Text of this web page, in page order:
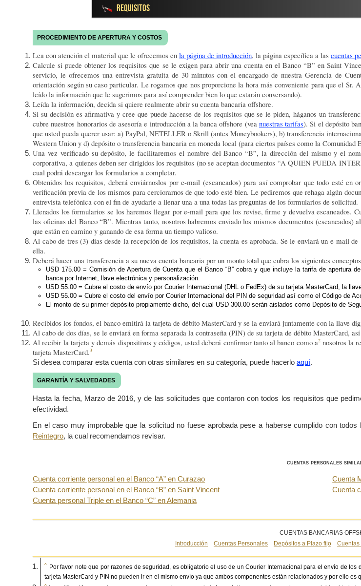
Auditado por una de las “Cuatro Grandes” (las compañías globales de auditoría más
De corte netamente internacional, cuenta con clientes en más de 150 países del mundo
Ofrece posibilidad de compra y custodia de oro físico
Ofrece cuenta de moneda múltiple en las principales divisas del mundo
Ofrece posibilidad de compra de CDs (Certificados de Depósito a plazo fijo a partir de 30
interés
Servicio al Cliente las 24 horas al día, 7 días por semana
Oficina representativa en Europa
Servicios corporativos y banca privada
Es la cuenta perfecta para hacer negocios casi de inmediato ya que se tramita en
una tarjeta MasterCard asociada a la cuenta y se abre sin necesidad de la
Cuenta corriente sin chequera
No se requiere la presencia física del solicitante para tramitarla
Completamente en línea, utiliza una llave electrónica con firma digital como medida extra
Servicio opcional de mensajería de seguridad SMS
Tarjeta de débito MasterCard asociada a la cuenta (para retiros en cajeros automáticos,
depósitos de alquiler de carros, etc.)
La cuenta puede ser de divisa múltiple, para el soporte de transacciones
abre como mono-divisa, se puede convertir después a una de divisa múltiple.
Requisitos mínimos para solicitarla
No se exige un saldo mínimo al cierre del mes
Costos de mantenimiento mensual: USD 20.00
No se aplican controles de cambio. Esto esmuy importante: si p. ej. usted transfiere
tasa de convertibilidad, cosa que ocurre con bancos in-shore en otras jurisdicciones
requisitos
Copia legalizada ante notario del pasaporte (de preferencia) u otra identificación aceptable
Referencia bancaria no digital, es decir no bajada del sitio web del banco sino obtenida
estados de cuenta)
Recibo de servicio público (luz, agua, teléfono, etc.) donde conste el nombre y la
banco diferente al de la referencia bancaria)
Carta de introducción (nosotros la proveemos)
Una contraseña en sobre cerrado, consistente de no más de diez (10) caracteres (letras
Una vez aprobada la cuenta, hacer inmediatamente su primer depósito (no se exige un
PROCEDIMIENTO DE APERTURA Y COSTOS
Lea con atención el material que le ofrecemos enla página de introducción, la página específica a lascuentas
Calcule si puede obtener los requisitos que se le exigen para abrir una cuenta en el Banco “B” en Saint
servicio, le ofrecemos una entrevista gratuita de 30 minutos con el encargado de nuestra Gerencia de
orientación según su caso particular. Le rogamos que nos proporcione la hora más conveniente para que el
leído la información que le sugerimos para así comprender bien lo que estarán conversando).
Leída la información, decida si quiere realmente abrir su cuenta bancaria offshore.
Si su decisión es afirmativa y cree que puede hacerse de los requisitos que se le piden, háganos un
cubre nuestros honorarios de asesoría e introducción a la banca offshore (vea nuestras tarifas). Si el depósito
que usted pueda querer usar: a) PayPal, NETELLER o Skrill (antes Moneybookers), b) transferencia
Western Union y d) depósito o transferencia bancaria en moneda local (para ciertos países como la
Una vez verificado su depósito, le facilitaremos el nombre del Banco “B”, la dirección del mismo y el
corporativa, a quienes deben ser dirigidos los requisitos (no se aceptan documentos “A QUIEN PUEDA
cual podrá descargar los formularios a completar.
Obtenidos los requisitos, deberá enviárnoslos por e-mail (escaneados) para así comprobar que todo esté
verificación previa de los mismos para cerciorarnos de que todo esté bien. Le pediremos que rehaga algún
entrevista telefónica con el fin de ayudarle a llenar una a una todas las preguntas de los formularios de solicitud.
Llenados los formularios se los haremos llegar por e-mail para que los revise, firme y devuelva escaneados.
las oficinas del Banco “B”. Mientras tanto, nosotros habremos enviado los mismos documentos
que están en camino y ganando de esa forma un tiempo valioso.
Al cabo de tres (3) días desde la recepción de los requisitos, la cuenta es aprobada. Se le enviará un e-mail
ella.
Deberá hacer una transferencia a su nueva cuenta bancaria por un monto total que cubra los siguientes
USD 175.00 = Comisión de Apertura de Cuenta que el Banco “B” cobra y que incluye la tarifa de
banca por Internet, llave electrónica y personalización.
USD 55.00 = Cubre el costo de envío por Courier Internacional (DHL o FedEx) de su tarjeta MasterCard, la
USD 55.00 = Cubre el costo del envío por Courier Internacional del PIN de seguridad así como el Código de
El monto de su primer depósito propiamente dicho, del cual USD 300.00 serán aislados como Depósito de
Recibidos los fondos, el banco emitirá la tarjeta de débito MasterCard y se la enviará juntamente con la llave
Al cabo de dos días, se le enviará en forma separada la contraseña (PIN) de su tarjeta de débito MasterCard,
Al recibir la tarjeta y demás dispositivos y códigos, usted deberá confirmar tanto al banco como a2nosotros la
tarjeta MasterCard.3
Si desea comparar esta cuenta con otras similares en su categoría, puede hacerloaquí.
GARANTÍA Y SALVEDADES
Hasta la fecha, Marzo de 2016, y de las solicitudes que contaron con todos los requisitos que
efectividad.
En el caso muy improbable que la solicitud no fuese aprobada pese a haberse cumplido con
Reintegro, la cual recomendamos revisar.
cuentas personales
Cuenta corriente personal en el Banco “A” en Curazao
Cuenta corriente personal en el Banco “B” en Saint Vincent
Cuenta personal Triple en el Banco “C” en Alemania
Cuenta
Cuenta
CUENTAS BANCARIAS
Introducción
Cuentas Personales Depósitos a Plazo fijo Cuentas
^
Por favor note que por razones de seguridad, es obligatorio el uso de un Courier Internacional para el envío de
tarjeta MasterCard y PIN no pueden ir en el mismo envío ya que ambos componentes están relacionados y por ello es